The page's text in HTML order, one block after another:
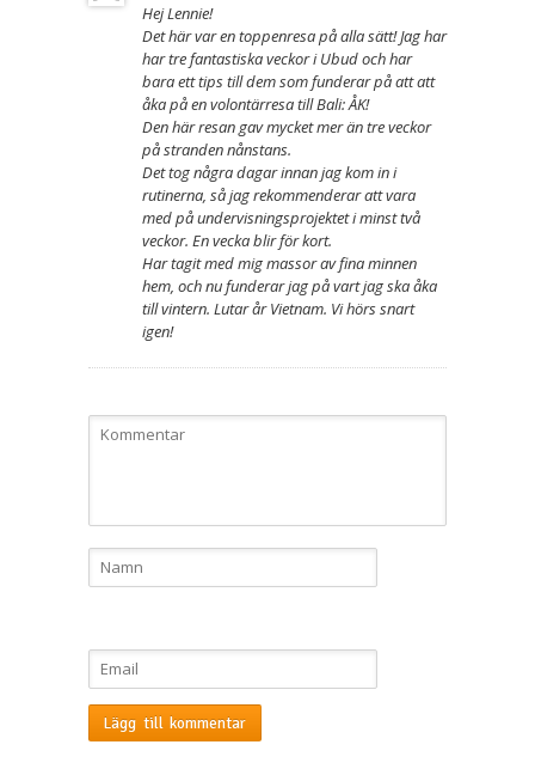
Hej Lennie!
Det här var en toppenresa på alla sätt! Jag har
har tre fantastiska veckor i Ubud och har
bara ett tips till dem som funderar på att att
åka på en volontärresa till Bali: ÅK!
Den här resan gav mycket mer än tre veckor
på stranden nånstans.
Det tog några dagar innan jag kom in i
rutinerna, så jag rekommenderar att vara
med på undervisningsprojektet i minst två
veckor. En vecka blir för kort.
Har tagit med mig massor av fina minnen
hem, och nu funderar jag på vart jag ska åka
till vintern. Lutar år Vietnam. Vi hörs snart
igen!